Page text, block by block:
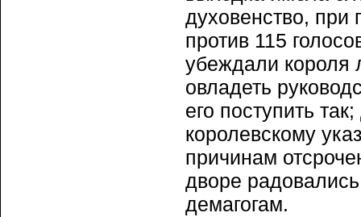
духовенство, при
против 115
убеждали короля
овладеть
его поступить
королевскому
причинам
дворе радовались
демагогам.